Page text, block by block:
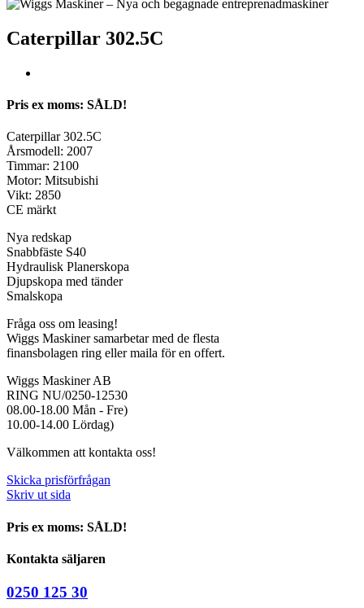
Caterpillar 302.5C
Pris ex moms: SÅLD!
Caterpillar 302.5C
Årsmodell: 2007
Timmar: 2100
Motor: Mitsubishi
Vikt: 2850
CE märkt
Nya redskap
Snabbfäste S40
Hydraulisk Planerskopa
Djupskopa med tänder
Smalskopa
Fråga oss om leasing!
Wiggs Maskiner samarbetar med de flesta
finansbolagen ring eller maila för en offert.
Wiggs Maskiner AB
RING NU/0250-12530
08.00-18.00 Mån - Fre)
10.00-14.00 Lördag)
Välkommen att kontakta oss!
Skicka prisförfrågan
Skriv ut sida
Pris ex moms: SÅLD!
Kontakta säljaren
0250 125 30